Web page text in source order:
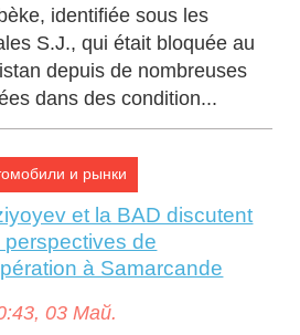
identifiée sous les
S.J., qui était bloquée au
depuis de nombreuses
dans des condition...
и рынки
et la BAD discutent
perspectives de
à Samarcande
03 Май.